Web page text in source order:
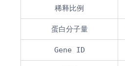
稀释比例
蛋白分子量
Gene ID